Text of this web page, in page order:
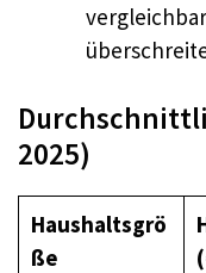
2025)
Haushaltsgrö
ße